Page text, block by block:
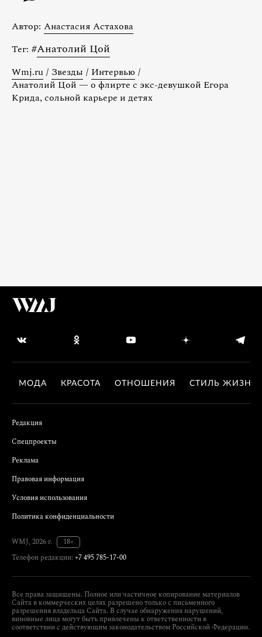
Автор: Анастасия Астахова
Тег: #Анатолий Цой
Wmj.ru / Звезды / Интервью /
Анатолий Цой — о флирте с экс-девушкой Егора
Крида, сольной карьере и детях
МОДА КРАСОТА ОТНОШЕНИЯ СТИЛЬ ЖИЗНИ
Редакция
Спецпроекты
Реклама
Правовая информация
Условия использования
Политика конфиденциальности
WMJ, 2026 г.
18+
Телефон редакции: +7 495 785-17-00
Все права защищены. Полное или частичное копирование материалов
Сайта в коммерческих целях разрешено только с письменного
разрешения владельца Сайта. В случае обнаружения нарушений,
виновные лица могут быть привлечены к ответственности в
соответствии с действующим законодательством Российской Федерации.